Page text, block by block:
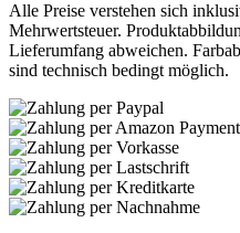
Alle Preise verstehen sich
Mehrwertsteuer.
Lieferumfang abweichen.
sind technisch bedingt möglich.